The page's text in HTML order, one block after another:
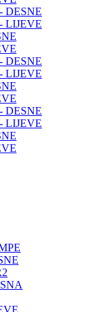
DESNE
LIJEVE
DESNE
LIJEVE
DESNE
LIJEVE